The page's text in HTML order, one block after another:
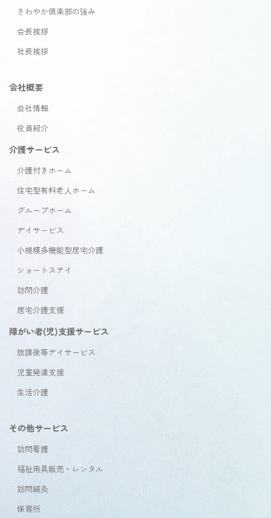
さわやか倶楽部の強み
会長挨拶
社長挨拶
会社概要
会社情報
役員紹介
介護サービス
介護付きホーム
住宅型有料老人ホーム
グループホーム
デイサービス
小規模多機能型居宅介護
ショートステイ
訪問介護
居宅介護支援
障がい者(児)支援サービス
放課後等デイサービス
児童発達支援
生活介護
その他サービス
訪問看護
福祉用具販売・レンタル
訪問鍼灸
保育所